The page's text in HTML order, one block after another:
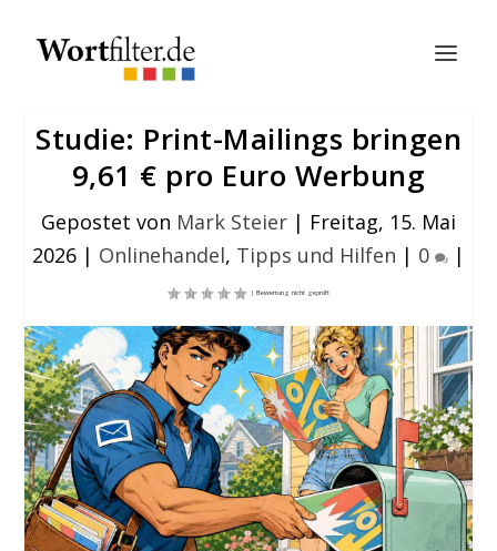
Studie: Print-Mailings bringen
9,61 € pro Euro Werbung
Gepostet von Mark Steier | Freitag, 15. Mai
2026 | Onlinehandel, Tipps und Hilfen | 0 |